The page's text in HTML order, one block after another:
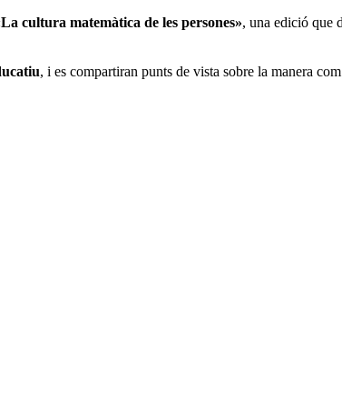
cultura matemàtica de les persones», una edició que
, i es compartiran punts de vista sobre la manera